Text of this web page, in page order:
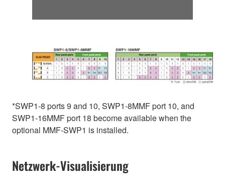
*SWP1-8 ports 9 and 10, SWP1-8MMF port 10, and
SWP1-16MMF port 18 become available when the
optional MMF-SWP1 is installed.
Netzwerk-Visualisierung